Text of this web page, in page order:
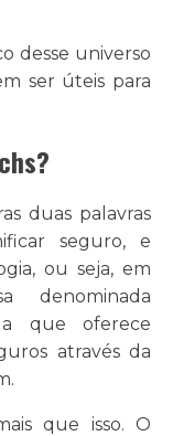
desse universo
ser úteis para
duas palavras
seguro, e
ou seja, em
denominada
que oferece
através da
que isso. O